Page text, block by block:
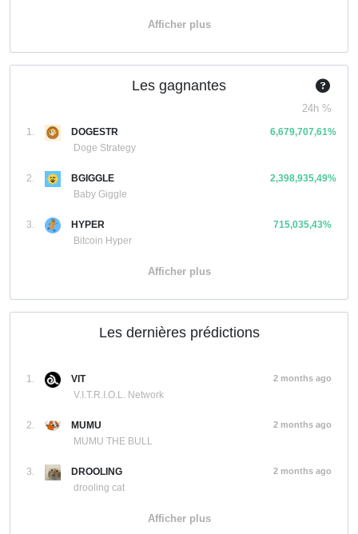
Afficher plus
Les gagnantes
24h %
1.
DOGESTR
Doge Strategy
6,679,707,61%
2.
BGIGGLE
Baby Giggle
2,398,935,49%
3.
HYPER
Bitcoin Hyper
715,035,43%
Afficher plus
Les dernières prédictions
1.
VIT
V.I.T.R.I.O.L. Network
2 months ago
2.
MUMU
MUMU THE BULL
2 months ago
3.
DROOLING
drooling cat
2 months ago
Afficher plus